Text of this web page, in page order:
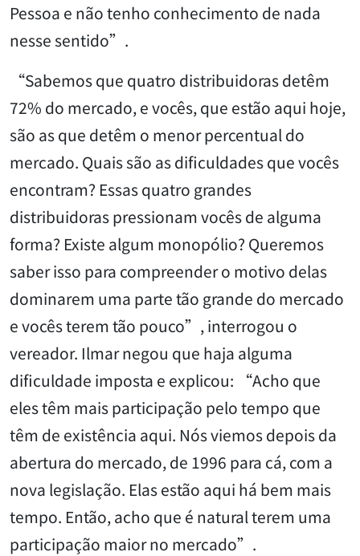
Pessoa e não tenho conhecimento de nada
nesse sentido”.
“Sabemos que quatro distribuidoras detêm
72% do mercado, e vocês, que estão aqui hoje,
são as que detêm o menor percentual do
mercado. Quais são as dificuldades que vocês
encontram? Essas quatro grandes
distribuidoras pressionam vocês de alguma
forma? Existe algum monopólio? Queremos
saber isso para compreender o motivo delas
dominarem uma parte tão grande do mercado
e vocês terem tão pouco”, interrogou o
vereador. Ilmar negou que haja alguma
dificuldade imposta e explicou: “Acho que
eles têm mais participação pelo tempo que
têm de existência aqui. Nós viemos depois da
abertura do mercado, de 1996 para cá, com a
nova legislação. Elas estão aqui há bem mais
tempo. Então, acho que é natural terem uma
participação maior no mercado”.